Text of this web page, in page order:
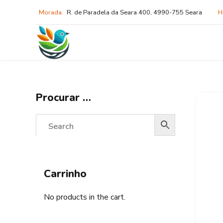
Morada: R. de Paradela da Seara 400, 4990-755 Seara
Procurar …
Carrinho
No products in the cart.